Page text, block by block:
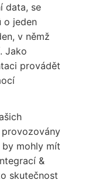
data, se
o jeden
v němž
Jako
provádět
mohly mít
&
skutečnost